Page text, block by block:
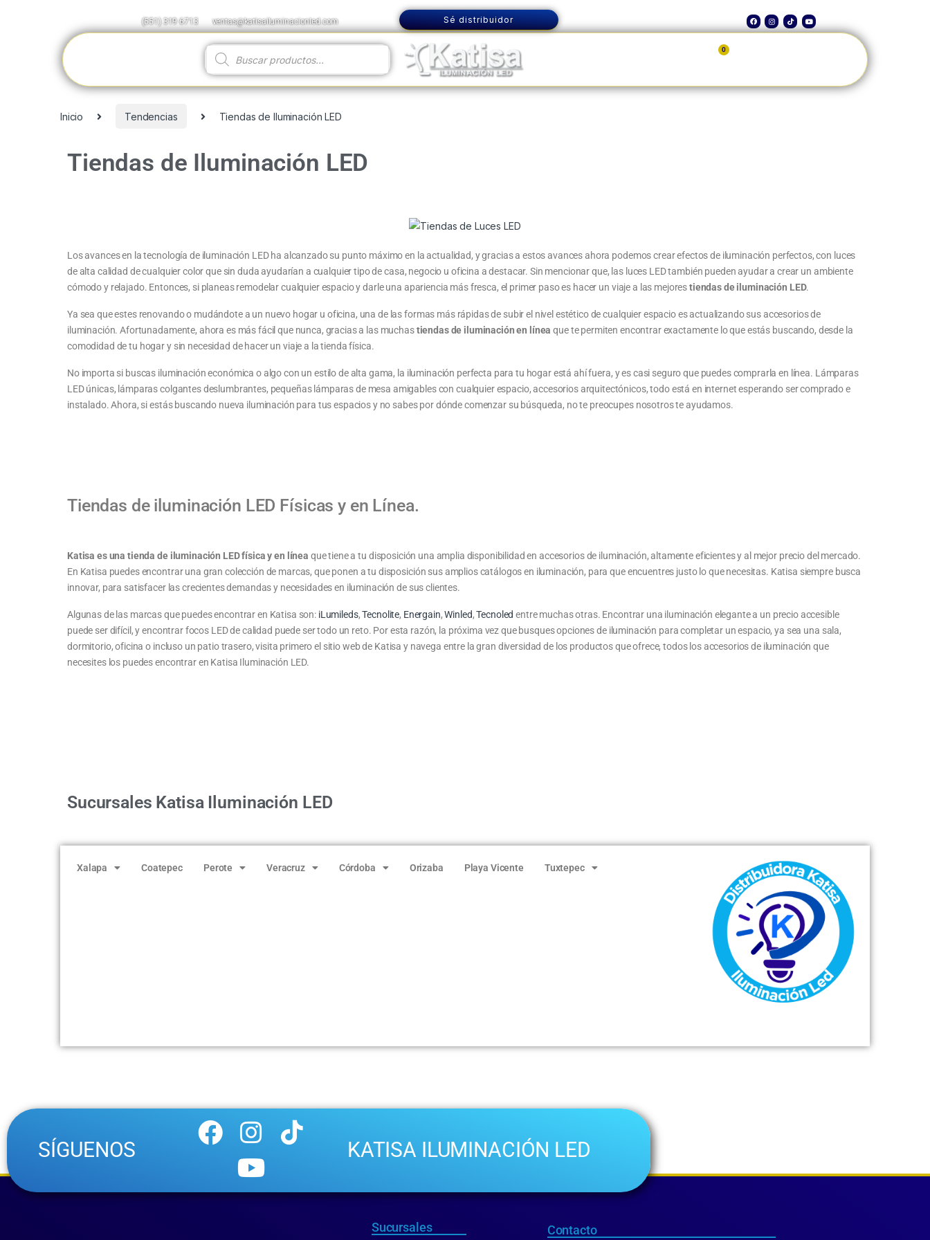
(551) 319 6713 ventas@katisailuminacionled.com Sé distribuidor
0
Inicio Tendencias Tiendas de Iluminación LED
Tiendas de Iluminación LED
Los avances en la tecnología de iluminación LED ha alcanzado su punto máximo en la actualidad, y gracias a estos avances ahora podemos crear efectos de iluminación perfectos, con luces
de alta calidad de cualquier color que sin duda ayudarían a cualquier tipo de casa, negocio u oficina a destacar. Sin mencionar que, las luces LED también pueden ayudar a crear un ambiente
cómodo y relajado. Entonces, si planeas remodelar cualquier espacio y darle una apariencia más fresca, el primer paso es hacer un viaje a las mejorestiendas de iluminación LED.
Ya sea que estes renovando o mudándote a un nuevo hogar u oficina, una de las formas más rápidas de subir el nivel estético de cualquier espacio es actualizando sus accesorios de
iluminación. Afortunadamente, ahora es más fácil que nunca, gracias a las muchastiendas de iluminación en línea que te permiten encontrar exactamente lo que estás buscando, desde la
comodidad de tu hogar y sin necesidad de hacer un viaje a la tienda física.
No importa si buscas iluminación económica o algo con un estilo de alta gama, la iluminación perfecta para tu hogar está ahí fuera, y es casi seguro que puedes comprarla en línea. Lámparas
LED únicas, lámparas colgantes deslumbrantes, pequeñas lámparas de mesa amigables con cualquier espacio, accesorios arquitectónicos, todo está en internet esperando ser comprado e
instalado. Ahora, si estás buscando nueva iluminación para tus espacios y no sabes por dónde comenzar su búsqueda, no te preocupes nosotros te ayudamos.
Tiendas de iluminación LED Físicas y en Línea.
Katisa es una tienda de iluminación LED física y en línea que tiene a tu disposición una amplia disponibilidad en accesorios de iluminación, altamente eficientes y al mejor precio del mercado.
En Katisa puedes encontrar una gran colección de marcas, que ponen a tu disposición sus amplios catálogos en iluminación, para que encuentres justo lo que necesitas. Katisa siempre busca
innovar, para satisfacer las crecientes demandas y necesidades en iluminación de sus clientes.
Algunas de las marcas que puedes encontrar en Katisa son: iLumileds,Tecnolite, Energain,Winled,Tecnoled entre muchas otras. Encontrar una iluminación elegante a un precio accesible
puede ser difícil, y encontrar focos LED de calidad puede ser todo un reto. Por esta razón, la próxima vez que busques opciones de iluminación para completar un espacio, ya sea una sala,
dormitorio, oficina o incluso un patio trasero, visita primero el sitio web de Katisa y navega entre la gran diversidad de los productos que ofrece, todos los accesorios de iluminación que
necesites los puedes encontrar en Katisa Iluminación LED.
Sucursales Katisa Iluminación LED
Xalapa Coatepec Perote Veracruz Córdoba Orizaba Playa Vicente Tuxtepec
SÍGUENOS KATISA ILUMINACIÓN LED
Sucursales Contacto